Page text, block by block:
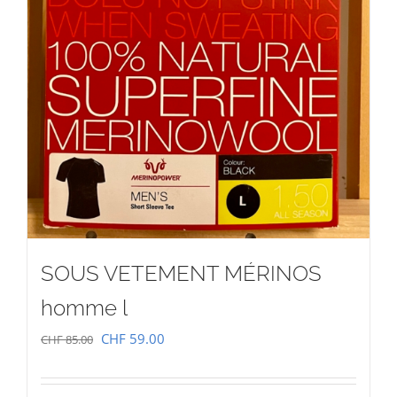
SOUS VETEMENT MÉRINOS
homme l
CHF85.00 Le
initial
CHF 59.00
actuel